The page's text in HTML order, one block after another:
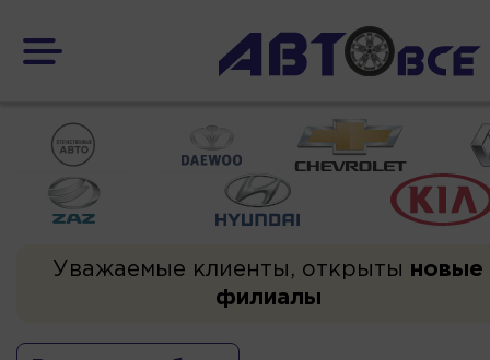
Уважаемые клиенты, открыты новые
филиалы